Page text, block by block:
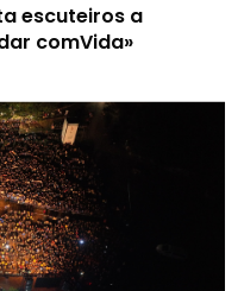
escuteiros a
comVida»